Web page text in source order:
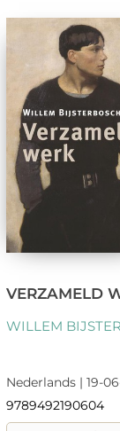
VERZAMELD
WILLEM
Nederlands | 19-
9789492190604